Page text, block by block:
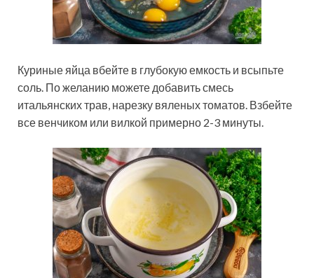
Куриные яйца вбейте в глубокую емкость и всыпьте
соль. По желанию можете добавить смесь
итальянских трав, нарезку вяленых томатов. Взбейте
все венчиком или вилкой примерно 2-3 минуты.